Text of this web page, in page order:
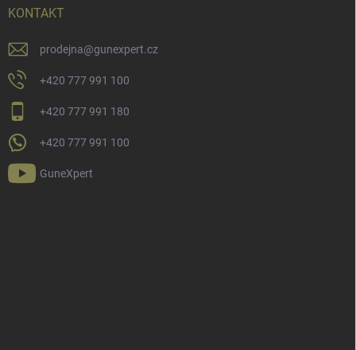
KONTAKT
prodejna@gunexpert.cz
+420 777 991 100
+420 777 991 180
+420 777 991 100
GuneXpert